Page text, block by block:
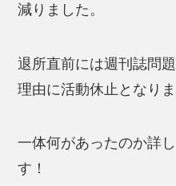
減りました。
退所直前には週刊誌問
理由に活動休止となりま
一体何があったのか詳
す！